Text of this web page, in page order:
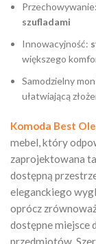
Przechowywanie:
szufladami
Innowacyjność:
większego
Samodzielny
ułatwiającą
Komoda Best
mebel, który
zaprojektowana
dostępną
eleganckiego
oprócz
dostępne miejsce
przedmiotów.